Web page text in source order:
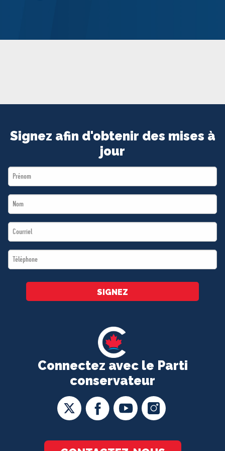
ADHÉREZ
Connectez avec le Parti
conservateur
Signez afin d'obtenir des mises à
jour
First
Name
Last
Name
Email
*
Téléphone
*
SIGNEZ